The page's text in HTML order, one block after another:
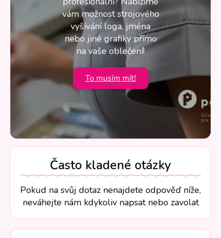
vám možnost strojového
vyšívání loga, jména
nebo jiné grafiky přímo
na vaše oblečení!
To musím mít!
Často kladené otázky
Pokud na svůj dotaz nenajdete odpověď níže,
neváhejte nám kdykoliv napsat nebo zavolat